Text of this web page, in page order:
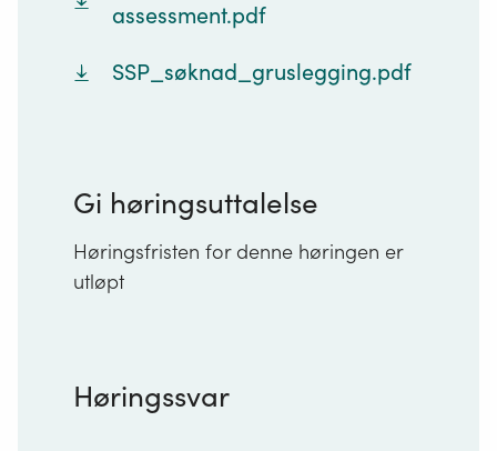
assessment.pdf
SSP_søknad_gruslegging.pdf
Gi høringsuttalelse
Høringsfristen for denne høringen er
utløpt
Høringssvar